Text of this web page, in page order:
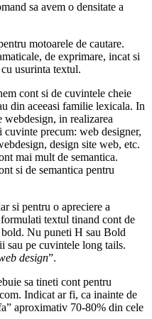
sa avem o densitate a
motoarele de cautare.
de exprimare, incat si
usurinta textul.
cont si de cuvintele cheie
din aceeasi familie lexicala. In
webdesign, in realizarea
precum: web designer,
design site web, etc.
mai mult de semantica.
si de semantica pentru
si pentru o apreciere a
textul tinand cont de
Nu puneti H sau Bold
sau pe cuvintele long tails.
design”.
sa tineti cont pentru
Indicat ar fi, ca inainte de
aproximativ 70-80% din cele